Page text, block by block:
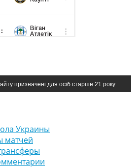
призначені для осіб старше 21 року
Украины
матчей